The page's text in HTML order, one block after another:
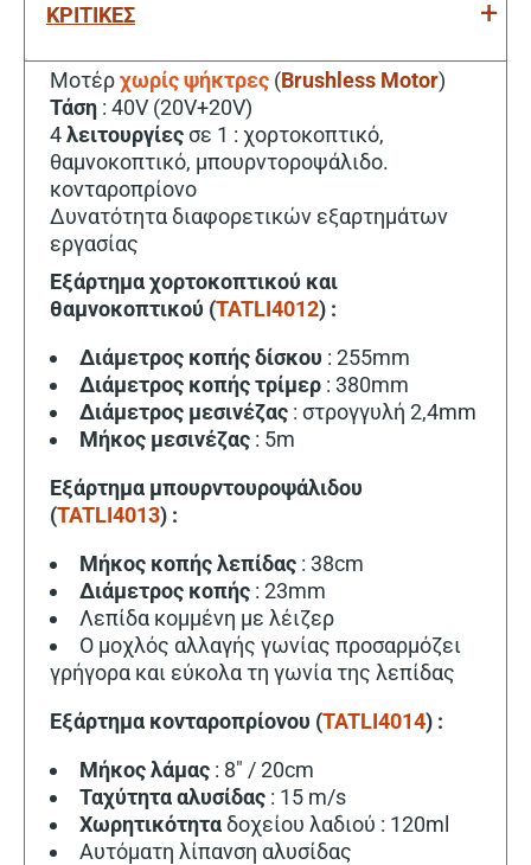
ΚΡΙΤΙΚΕΣ
Μοτέρχωρίς ψήκτρες (Brushless Motor)
Τάση : 40V (20V+20V)
4λειτουργίεςσε 1 : χορτοκοπτικό,
θαμνοκοπτικό, μπουρντοροψάλιδο.
κονταροπρίονο
Δυνατότητα διαφορετικών εξαρτημάτων
εργασίας
Εξάρτημα χορτοκοπτικού και
θαμνοκοπτικού (TATLI4012) :
Διάμετρος κοπής δίσκου : 255mm
Διάμετρος κοπής τρίμερ : 380mm
Διάμετρος μεσινέζας : στρογγυλή 2,4mm
Μήκος μεσινέζας : 5m
Εξάρτημα μπουρντουροψάλιδου
(TATLI4013) :
Μήκος κοπής λεπίδας : 38cm
Διάμετρος κοπής : 23mm
Λεπίδα κομμένη με λέιζερ
Ο μοχλός αλλαγής γωνίας προσαρμόζει
γρήγορα και εύκολα τη γωνία της λεπίδας
Εξάρτημα κονταροπρίονου (TATLI4014) :
Μήκος λάμας : 8″ / 20cm
Ταχύτητα αλυσίδας : 15 m/s
Χωρητικότηταδοχείου λαδιού : 120ml
Αυτόματη λίπανση αλυσίδας